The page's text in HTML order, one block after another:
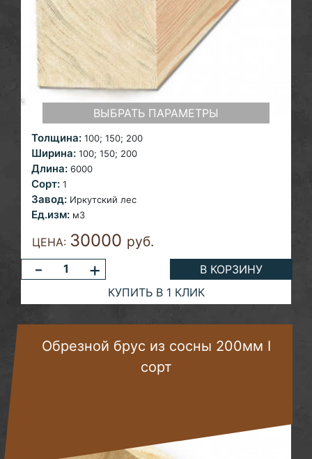
ВЫБРАТЬ ПАРАМЕТРЫ
Толщина: 100; 150; 200
Ширина: 100; 150; 200
Длина: 6000
Сорт: 1
Завод: Иркутский лес
Ед.изм: м3
ЦЕНА: 30000 руб.
- +
В КОРЗИНУ
КУПИТЬ В 1 КЛИК
Обрезной брус из сосны 200мм I
сорт